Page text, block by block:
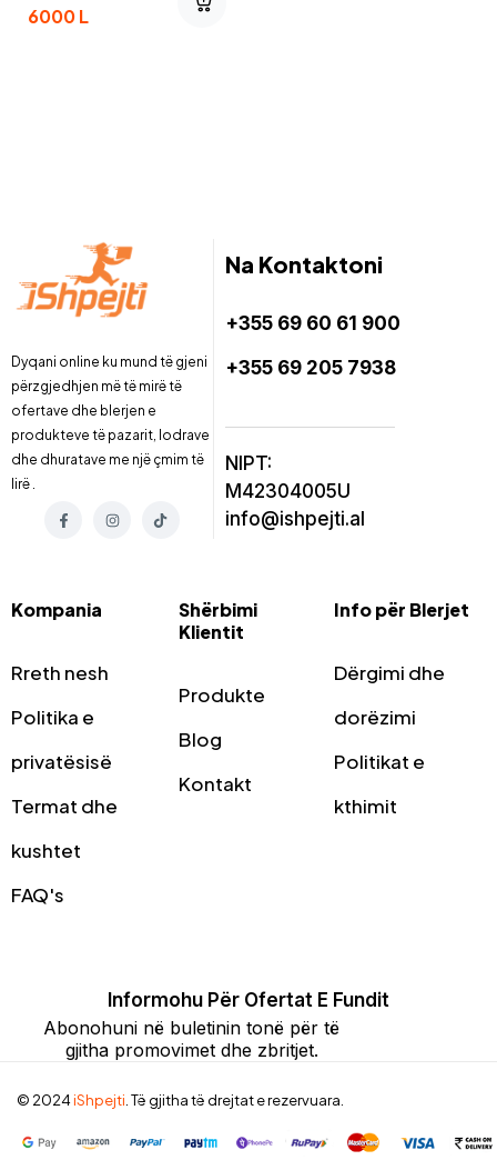
6000L
Dyqani online ku mund të gjeni
përzgjedhjen më të mirë të
ofertave dhe blerjen e
produkteve të pazarit, lodrave
dhe dhuratave me një çmim të
lirë .
Na Kontaktoni
+355 69 60 61 900
+355 69 205 7938
NIPT:
M42304005U
info@ishpejti.al
Kompania
Rreth nesh
Politika e
privatësisë
Termat dhe
kushtet
FAQ's
Shërbimi
Klientit
Produkte
Blog
Kontakt
Info për Blerjet
Dërgimi dhe
dorëzimi
Politikat e
kthimit
Informohu Për Ofertat E Fundit
Abonohuni në buletinin tonë për të
gjitha promovimet dhe zbritjet.
© 2024iShpejti. Të gjitha të drejtat e rezervuara.